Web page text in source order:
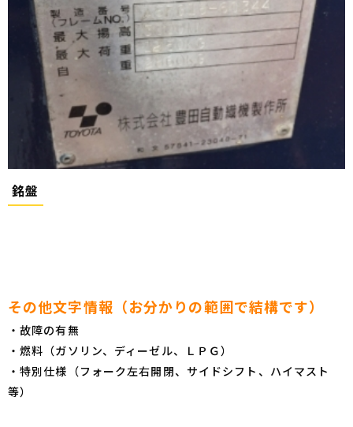
銘盤
その他文字情報（お分かりの範囲で結構です）
・故障の有無
・燃料（ガソリン、ディーゼル、ＬＰＧ）
・特別仕様（フォーク左右開閉、サイドシフト、ハイマスト
等）